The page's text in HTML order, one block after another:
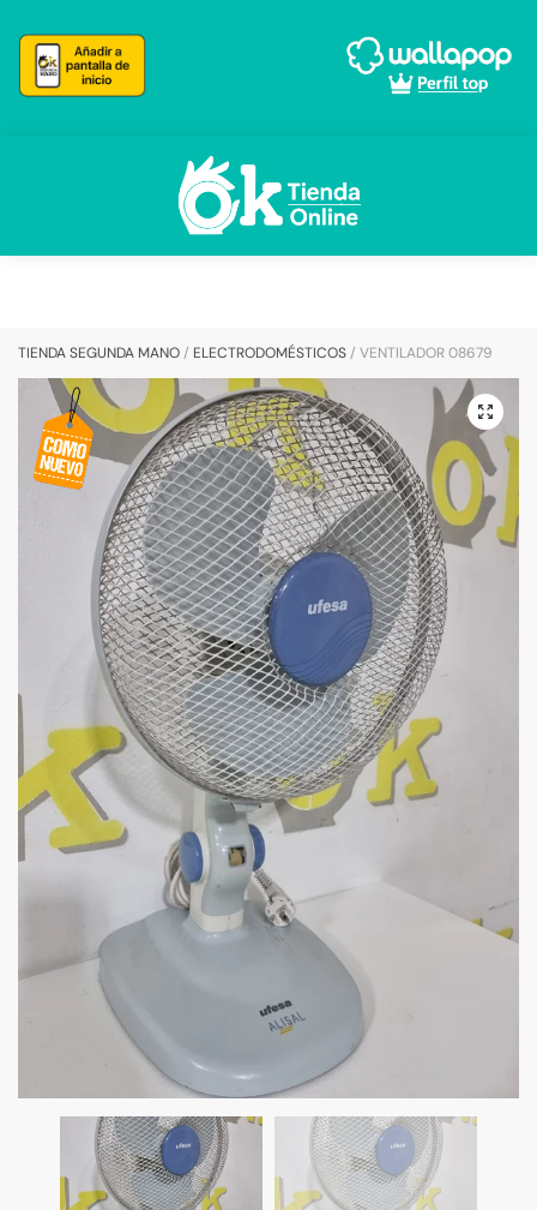
navigation
content
TIENDA SEGUNDA MANO/ ELECTRODOMÉSTICOS/ VENTILADOR 08679